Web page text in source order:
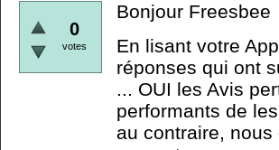
0
votes
Bonjour Freesbee
En lisant votre
réponses qui ont
... OUI les Avis
performants de
au contraire,